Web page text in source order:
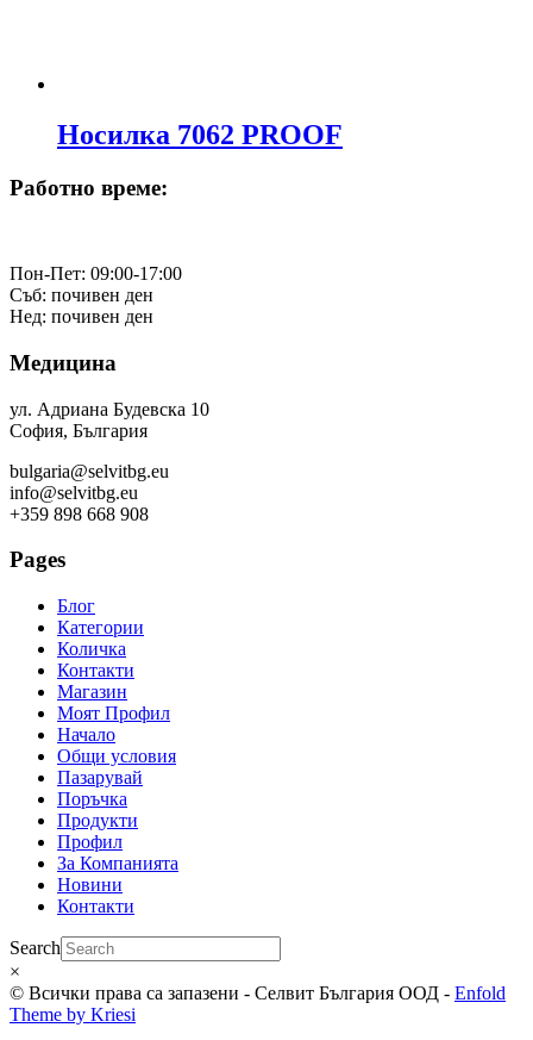
Носилка 7062 PROOF
Работно време:
Пон-Пет: 09:00-17:00
Съб: почивен ден
Нед: почивен ден
Медицина
ул. Адриана Будевска 10
София, България
bulgaria@selvitbg.eu
info@selvitbg.eu
+359 898 668 908
Pages
Блог
Категории
Количка
Контакти
Магазин
Моят Профил
Начало
Общи условия
Пазарувай
Поръчка
Продукти
Профил
За Компанията
Новини
Контакти
Search
×
© Всички права са запазени - Селвит България ООД - Enfold
Theme by Kriesi